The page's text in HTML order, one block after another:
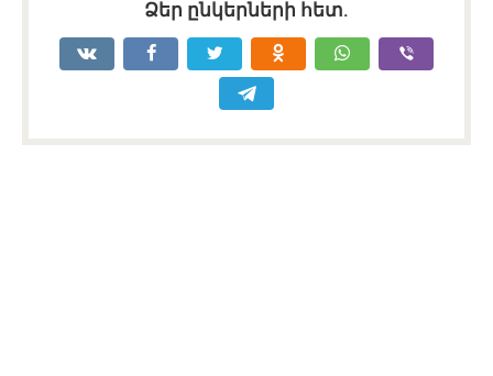
Ձեր ընկերների հետ.